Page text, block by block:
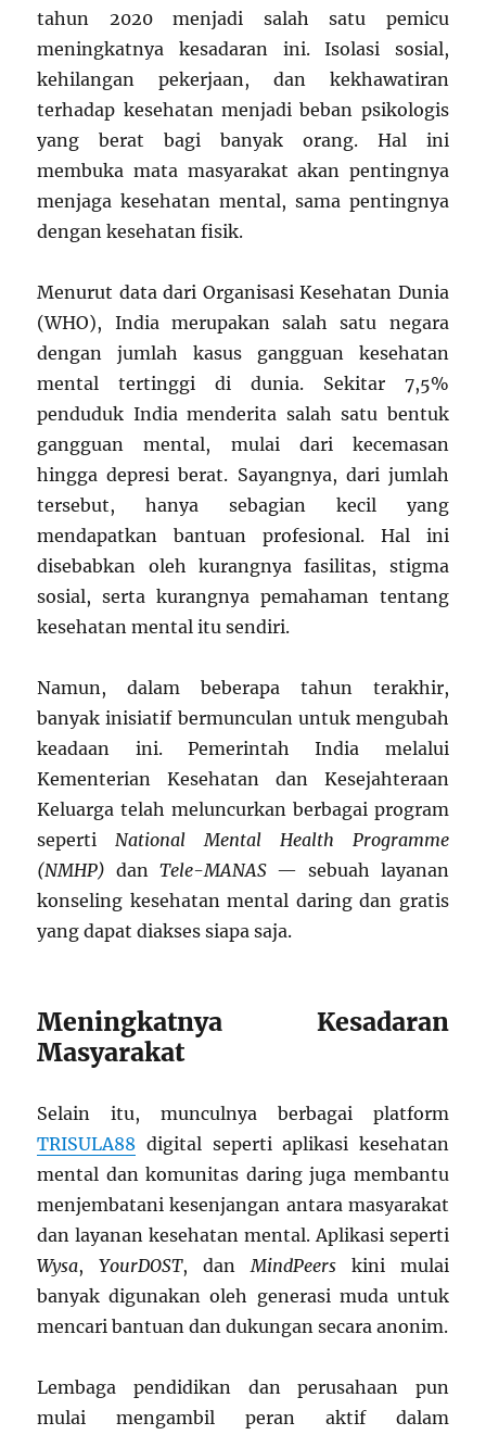
tahun 2020 menjadi salah satu pemicu
meningkatnya kesadaran ini. Isolasi sosial,
kehilangan pekerjaan, dan kekhawatiran
terhadap kesehatan menjadi beban psikologis
yang berat bagi banyak orang. Hal ini
membuka mata masyarakat akan pentingnya
menjaga kesehatan mental, sama pentingnya
dengan kesehatan fisik.
Menurut data dari Organisasi Kesehatan Dunia
(WHO), India merupakan salah satu negara
dengan jumlah kasus gangguan kesehatan
mental tertinggi di dunia. Sekitar 7,5%
penduduk India menderita salah satu bentuk
gangguan mental, mulai dari kecemasan
hingga depresi berat. Sayangnya, dari jumlah
tersebut, hanya sebagian kecil yang
mendapatkan bantuan profesional. Hal ini
disebabkan oleh kurangnya fasilitas, stigma
sosial, serta kurangnya pemahaman tentang
kesehatan mental itu sendiri.
Namun, dalam beberapa tahun terakhir,
banyak inisiatif bermunculan untuk mengubah
keadaan ini. Pemerintah India melalui
Kementerian Kesehatan dan Kesejahteraan
Keluarga telah meluncurkan berbagai program
seperti National Mental Health Programme
(NMHP) dan Tele-MANAS— sebuah layanan
konseling kesehatan mental daring dan gratis
yang dapat diakses siapa saja.
Meningkatnya Kesadaran
Masyarakat
Selain itu, munculnya berbagai platform
TRISULA88 digital seperti aplikasi kesehatan
mental dan komunitas daring juga membantu
menjembatani kesenjangan antara masyarakat
dan layanan kesehatan mental. Aplikasi seperti
Wysa,YourDOST, dan MindPeerskini mulai
banyak digunakan oleh generasi muda untuk
mencari bantuan dan dukungan secara anonim.
Lembaga pendidikan dan perusahaan pun
mulai mengambil peran aktif dalam